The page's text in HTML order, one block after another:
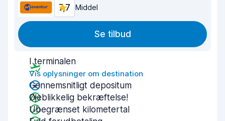
7,7 Middel
Se tilbud
I terminalen
Vis oplysninger om destination
Gennemsnitligt depositum
Øjeblikkelig bekræftelse!
Ubegrænset kilometertal